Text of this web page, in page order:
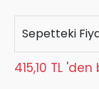
Sepetteki
415,10 TL